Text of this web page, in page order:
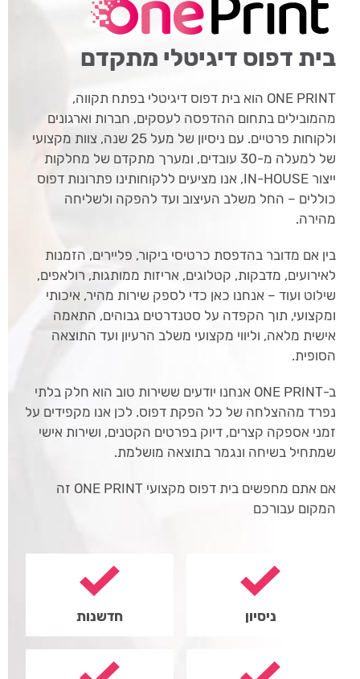
בית דפוס דיגיטלי מתקדם
ONE PRINT הוא בית דפוס דיגיטלי בפתח תקווה,
מהמובילים בתחום ההדפסה לעסקים, חברות וארגונים
ולקוחות פרטיים. עם ניסיון של מעל 25 שנה, צוות מקצועי
של למעלה מ-30 עובדים, ומערך מתקדם של מחלקות
ייצור IN-HOUSE, אנו מציעים ללקוחותינו פתרונות דפוס
כוללים – החל משלב העיצוב ועד להפקה ולשליחה
מהירה.
בין אם מדובר בהדפסת כרטיסי ביקור, פליירים, הזמנות
לאירועים, מדבקות, קטלוגים, אריזות ממותגות, רולאפים,
שילוט ועוד – אנחנו כאן כדי לספק שירות מהיר, איכותי
ומקצועי, תוך הקפדה על סטנדרטים גבוהים, התאמה
אישית מלאה, וליווי מקצועי משלב הרעיון ועד התוצאה
הסופית.
ב-ONE PRINT אנחנו יודעים ששירות טוב הוא חלק בלתי
נפרד מההצלחה של כל הפקת דפוס. לכן אנו מקפידים על
זמני אספקה קצרים, דיוק בפרטים הקטנים, ושירות אישי
שמתחיל בשיחה ונגמר בתוצאה מושלמת.
אם אתם מחפשים בית דפוס מקצועי ONE PRINT זה
המקום עבורכם
ניסיון חדשנות